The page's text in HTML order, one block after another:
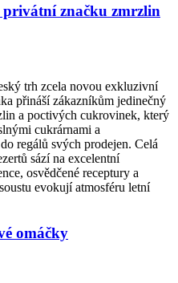
značku zmrzlin
trh zcela novou exkluzivní
přináší zákazníkům jedinečný
a poctivých cukrovinek, který
cukrárnami a
regálů svých prodejen. Celá
sází na excelentní
osvědčené receptury a
evokují atmosféru letní
omáčky